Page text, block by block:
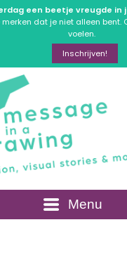
een beetje vreugde in
merken dat je niet alleen bent.
voelen.
Inschrijven!
Menu